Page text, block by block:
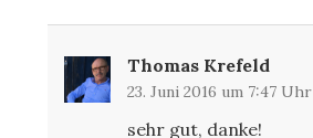
Thomas Krefeld
23. Juni 2016 um 7:47 Uhr
sehr gut, danke!